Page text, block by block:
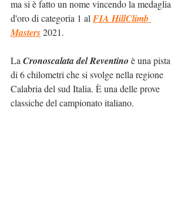
ma si è fatto un nome vincendo la medaglia
d'oro di categoria 1 al FIA HillClimb
Masters 2021.
La Cronoscalata del Reventino è una pista
di 6 chilometri che si svolge nella regione
Calabria del sud Italia. È una delle prove
classiche del campionato italiano.